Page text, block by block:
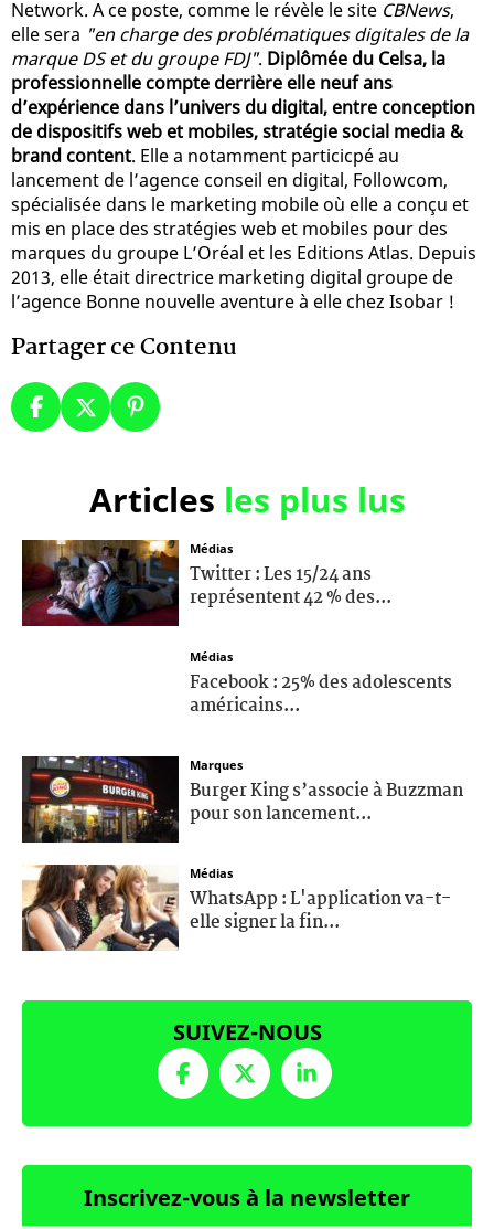
Network. A ce poste, comme le révèle le site CBNews,
elle sera "en charge des problématiques digitales de la
marque DS et du groupe FDJ". Diplômée du Celsa, la
professionnelle compte derrière elle neuf ans
d’expérience dans l’univers du digital, entre conception
de dispositifs web et mobiles, stratégie social media &
brand content. Elle a notamment particicpé au
lancement de l’agence conseil en digital, Followcom,
spécialisée dans le marketing mobile où elle a conçu et
mis en place des stratégies web et mobiles pour des
marques du groupe L’Oréal et les Editions Atlas. Depuis
2013, elle était directrice marketing digital groupe de
l’agence Bonne nouvelle aventure à elle chez Isobar !
Partager ce Contenu
Articles les plus lus
Médias
Twitter : Les 15/24 ans
représentent 42 % des...
Médias
Facebook : 25% des adolescents
américains...
Marques
Burger King s’associe à Buzzman
pour son lancement...
Médias
WhatsApp : L'application va-t-
elle signer la fin...
SUIVEZ-NOUS
Inscrivez-vous à la newsletter